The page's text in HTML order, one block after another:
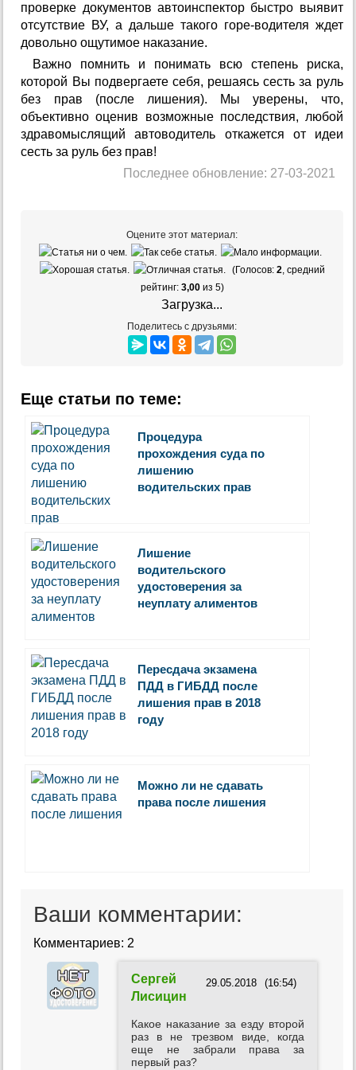
проверке документов автоинспектор быстро выявит
отсутствие ВУ, а дальше такого горе-водителя ждет
довольно ощутимое наказание.
Важно помнить и понимать всю степень риска,
которой Вы подвергаете себя, решаясь сесть за руль
без прав (после лишения). Мы уверены, что,
объективно оценив возможные последствия, любой
здравомыслящий автоводитель откажется от идеи
сесть за руль без прав!
Последнее обновление: 27-03-2021
Оцените этот материал:
(Голосов: 2, средний
рейтинг: 3,00из 5)
Загрузка...
Поделитесь с друзьями:
Еще статьи по теме:
Процедура
прохождения суда по
лишению
водительских прав
Лишение
водительского
удостоверения за
неуплату алиментов
Пересдача экзамена
ПДД в ГИБДД после
лишения прав в 2018
году
Можно ли не сдавать
права после лишения
Ваши комментарии:
Комментариев: 2
(16:54)
29.05.2018
Сергей
Лисицин
Какое наказание за езду второй
раз в не трезвом виде, когда
еще не забрали права за
первый раз?